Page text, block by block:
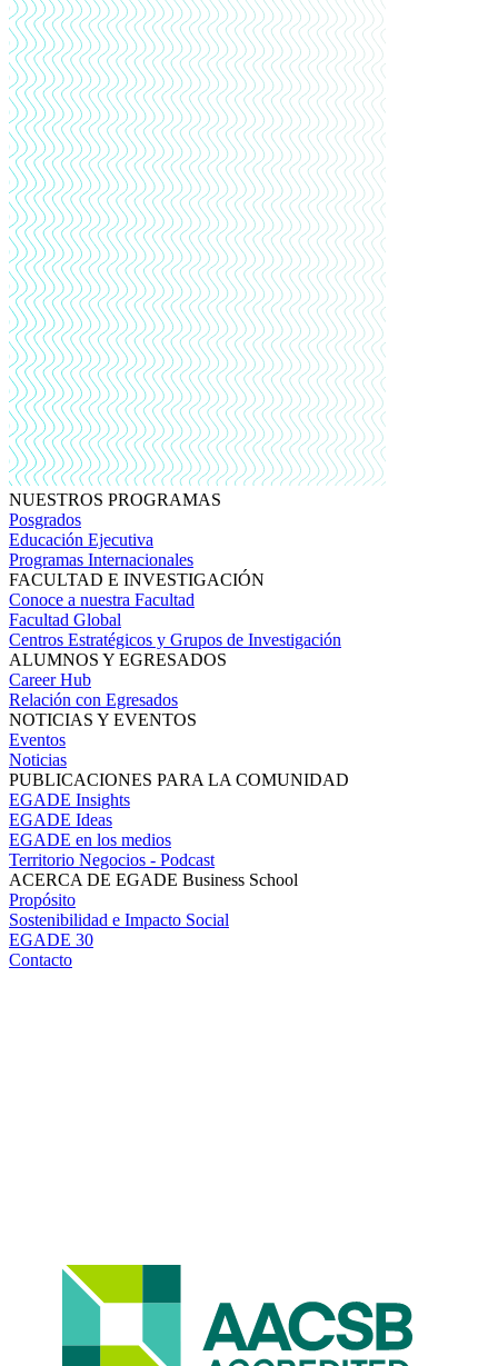
NUESTROS PROGRAMAS
Posgrados
Educación Ejecutiva
Programas Internacionales
FACULTAD E INVESTIGACIÓN
Conoce a nuestra Facultad
Facultad Global
Centros Estratégicos y Grupos de Investigación
ALUMNOS Y EGRESADOS
Career Hub
Relación con Egresados
NOTICIAS Y EVENTOS
Eventos
Noticias
PUBLICACIONES PARA LA COMUNIDAD
EGADE Insights
EGADE Ideas
EGADE en los medios
Territorio Negocios - Podcast
ACERCA DE EGADE Business School
Propósito
Sostenibilidad e Impacto Social
EGADE 30
Contacto